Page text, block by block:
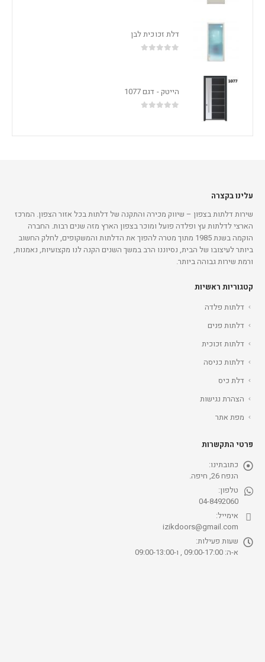
דלת זכוכית לבן
הייטק - דגם 1077
עלינו בקצרה
שירות דלתות בצפון – שיווק מכירה והתקנה של דלתות בכל אזור הצפון. המרכז
הארצי לדלתות עץ ופלדה פועל ומוכר בצפון הארץ מזה שנים רבות. החברה
הוקמה בשנת 1985 מתוך מטרה להפוך את הדלתות והמשקופים, לחלק החשוב
ביותר לעיצובו של הבית, נסיוננו הרב במשך השנים הקנה לנו מקצועיות, נאמנות,
ורמת שירות גבוהה ביותר.
קטגוריות ראשיות
דלתות פלדה
דלתות פנים
דלתות זכוכית
דלתות כניסה
דלת כיס
הצהרת נגישות
מפת אתר
פרטי התקשרות
כתובתינו:
הנפח 26, חיפה.
טלפון:
04-8492060
אימייל:
izikdoors@gmail.com
שעות פעילות:
א-ה: 09:00-17:00 , ו-09:00-13:00